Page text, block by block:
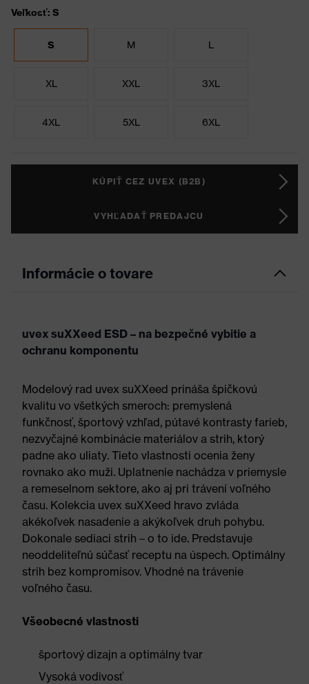
Veľkosť: S
S M L
XL XXL 3XL
4XL 5XL 6XL
KÚPIŤ CEZ UVEX (B2B)
VYHĽADAŤ PREDAJCU
Informácie o tovare
uvex suXXeed ESD – na bezpečné vybitie a
ochranu komponentu
Modelový rad uvex suXXeed prináša špičkovú
kvalitu vo všetkých smeroch: premyslená
funkčnosť, športový vzhľad, pútavé kontrasty farieb,
nezvyčajné kombinácie materiálov a strih, ktorý
padne ako uliaty. Tieto vlastnosti ocenia ženy
rovnako ako muži. Uplatnenie nachádza v priemysle
a remeselnom sektore, ako aj pri trávení voľného
času. Kolekcia uvex suXXeed hravo zvláda
akékoľvek nasadenie a akýkoľvek druh pohybu.
Dokonale sediaci strih – o to ide. Predstavuje
neoddeliteľnú súčasť receptu na úspech. Optimálny
strih bez kompromisov. Vhodné na trávenie
voľného času.
Všeobecné vlastnosti
športový dizajn a optimálny tvar
Vysoká vodivosť